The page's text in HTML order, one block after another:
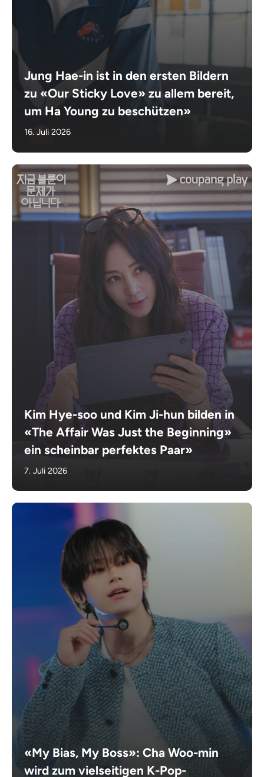
Jung Hae-in ist in den ersten Bildern
zu «Our Sticky Love» zu allem bereit,
um Ha Young zu beschützen»
16. Juli 2026
Kim Hye-soo und Kim Ji-hun bilden in
«The Affair Was Just the Beginning»
ein scheinbar perfektes Paar»
7. Juli 2026
«My Bias, My Boss»: Cha Woo-min
wird zum vielseitigen K-Pop-